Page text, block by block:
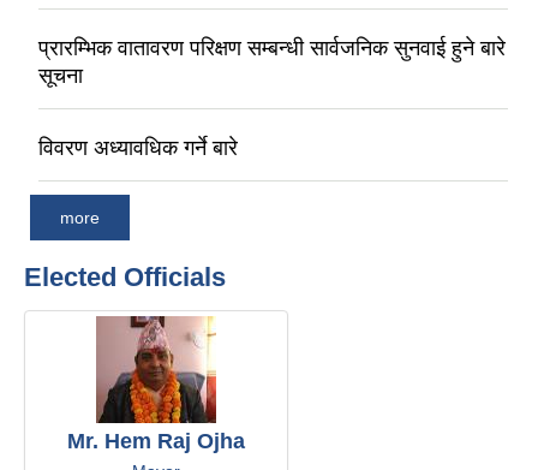
प्रारम्भिक वातावरण परिक्षण सम्बन्धी सार्वजनिक सुनवाई हुने बारे
सूचना
विवरण अध्यावधिक गर्ने बारे
more
Elected Officials
Mr. Hem Raj Ojha